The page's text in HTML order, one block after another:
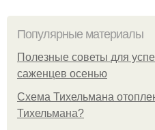
Популярные материалы
Полезные советы для
саженцев осенью
Схема Тихельмана
Тихельмана?